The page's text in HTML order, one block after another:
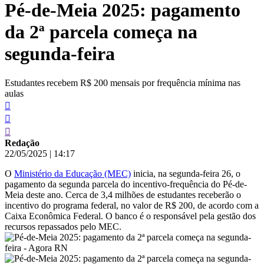
conteúdo
Pé-de-Meia 2025: pagamento
da 2ª parcela começa na
segunda-feira
Estudantes recebem R$ 200 mensais por frequência mínima nas
aulas
Redação
22/05/2025 | 14:17
O Ministério da Educação (MEC) inicia, na segunda-feira 26, o
pagamento da segunda parcela do incentivo-frequência do Pé-de-
Meia deste ano. Cerca de 3,4 milhões de estudantes receberão o
incentivo do programa federal, no valor de R$ 200, de acordo com a
Caixa Econômica Federal. O banco é o responsável pela gestão dos
recursos repassados pelo MEC.